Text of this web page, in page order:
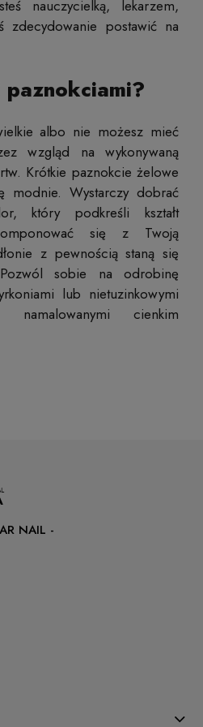
nauczycielką, lekarzem,
zdecydowanie postawić na
albo nie możesz mieć
wzgląd na wykonywaną
Krótkie paznokcie żelowe
modnie. Wystarczy dobrać
który podkreśli kształt
się z Twoją
z pewnością staną się
sobie na odrobinę
lub nietuzinkowymi
namalowanymi cienkim
NAIL -